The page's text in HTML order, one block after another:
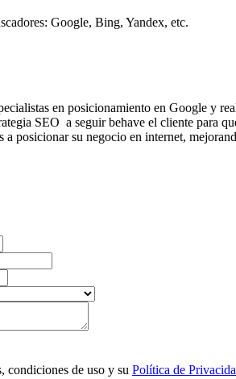
Google, Bing, Yandex, etc.
en posicionamiento en Google y
SEO a seguir behave el cliente para
a posicionar su negocio en internet,
condiciones de uso y su Política de